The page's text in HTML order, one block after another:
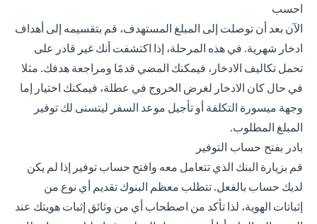
احسب
الآن بعد أن توصلت إلى المبلغ المستهدف، قم بتقسيمه إلى أهداف
ادخار شهرية. في هذه المرحلة، إذا اكتشفت أنك غير قادر على
تحمل تكاليف الادخار، فيمكنك المضي قدمًا ومراجعة هدفك. مثلا
في حال كان الادخار لغرض الخروج في عطلة، فيمكنك اختيار إما
وجهة ميسورة التكلفة أو تأجيل موعد السفر ليتسنى لك توفير
المبلغ المطلوب.
بادر بفتح حساب التوفير
قم بزيارة البنك الذي تتعامل معه وافتح حساب توفير إذا لم يكن
لديك حساب بالفعل. تتطلب معظم البنوك تقديم أي نوع من
إثباتات الهوية، لذا تأكد من اصطحاب أي من وثائق إثبات هويتك عند